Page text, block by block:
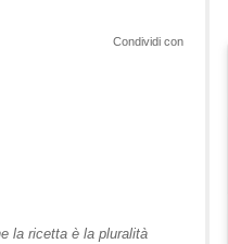
la ricetta è la pluralità
Condividi con